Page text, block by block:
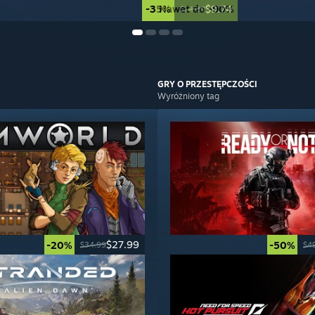
-35% $14.99$9.74
Nawet do -90%
-20% $34.99$27.99
GRY O PRZESTĘPCZOŚCI
Wyróżniony tag
-50%